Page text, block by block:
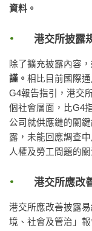
資料。
港交所披露
除了擴充披露內容，
謹。 相比目前國際
G4報告指引，港交
個社會層面，比G4
公司就供應鏈的關
露，未能回應調查
人權及勞工問題的關
港交所應改
港交所應改善披露
境、社會及管治」